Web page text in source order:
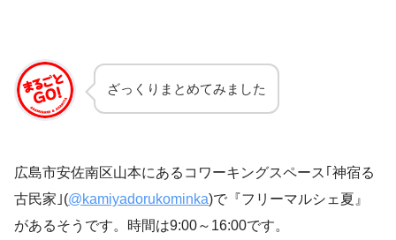
ざっくりまとめてみました
広島市安佐南区山本にあるコワーキングスペース｢神宿る
古民家｣(@kamiyadorukominka)で『フリーマルシェ夏』
があるそうです。時間は9:00～16:00です。